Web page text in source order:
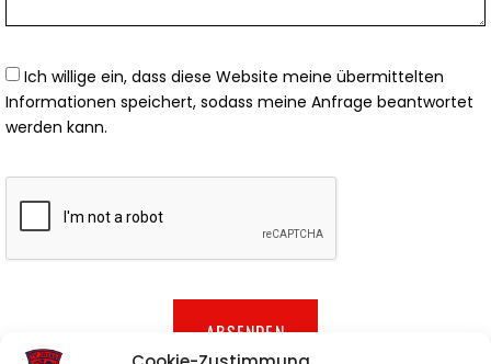
Ich willige ein, dass diese Website meine übermittelten
Informationen speichert, sodass meine Anfrage beantwortet
werden kann.
ABSENDEN